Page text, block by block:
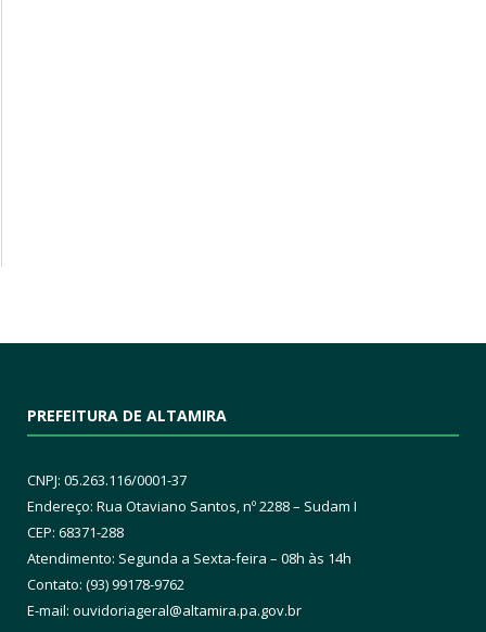
PREFEITURA DE ALTAMIRA
CNPJ: 05.263.116/0001-37
Endereço: Rua Otaviano Santos, nº 2288 – Sudam I
CEP: 68371-288
Atendimento: Segunda a Sexta-feira – 08h às 14h
Contato: (93) 99178-9762
E-mail: ouvidoriageral@altamira.pa.gov.br